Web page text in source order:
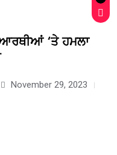
‘ਤੇ ਹਮਲਾ
November 29, 2023